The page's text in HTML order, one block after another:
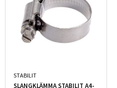
STABILIT
SLANGKLÄMMA STABILIT A4-